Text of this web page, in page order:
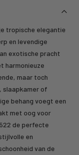
tropische elegantie
en levendige
exotische pracht
harmonieuze
maar toch
slaapkamer of
behang voegt een
met oog voor
de perfecte
en
van de